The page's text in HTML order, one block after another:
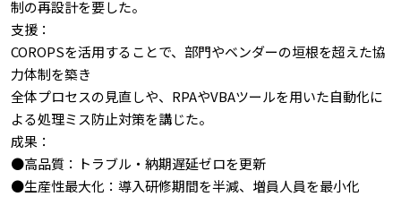
制の再設計を要した。
支援：
COROPSを活用することで、部門やベンダーの垣根を超えた協
力体制を築き
全体プロセスの見直しや、RPAやVBAツールを用いた自動化に
よる処理ミス防止対策を講じた。
成果：
●高品質：トラブル・納期遅延ゼロを更新
●生産性最大化：導入研修期間を半減、増員人員を最小化